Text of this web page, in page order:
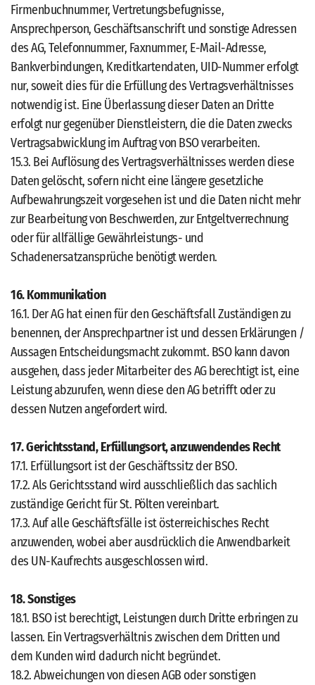
Firmenbuchnummer, Vertretungsbefugnisse,
Ansprechperson, Geschäftsanschrift und sonstige Adressen
des AG, Telefonnummer, Faxnummer, E-Mail-Adresse,
Bankverbindungen, Kreditkartendaten, UID-Nummer erfolgt
nur, soweit dies für die Erfüllung des Vertragsverhältnisses
notwendig ist. Eine Überlassung dieser Daten an Dritte
erfolgt nur gegenüber Dienstleistern, die die Daten zwecks
Vertragsabwicklung im Auftrag von BSO verarbeiten.
15.3. Bei Auflösung des Vertragsverhältnisses werden diese
Daten gelöscht, sofern nicht eine längere gesetzliche
Aufbewahrungszeit vorgesehen ist und die Daten nicht mehr
zur Bearbeitung von Beschwerden, zur Entgeltverrechnung
oder für allfällige Gewährleistungs- und
Schadenersatzansprüche benötigt werden.
16. Kommunikation
16.1. Der AG hat einen für den Geschäftsfall Zuständigen zu
benennen, der Ansprechpartner ist und dessen Erklärungen /
Aussagen Entscheidungsmacht zukommt. BSO kann davon
ausgehen, dass jeder Mitarbeiter des AG berechtigt ist, eine
Leistung abzurufen, wenn diese den AG betrifft oder zu
dessen Nutzen angefordert wird.
17. Gerichtsstand, Erfüllungsort, anzuwendendes Recht
17.1. Erfüllungsort ist der Geschäftssitz der BSO.
17.2. Als Gerichtsstand wird ausschließlich das sachlich
zuständige Gericht für St. Pölten vereinbart.
17.3. Auf alle Geschäftsfälle ist österreichisches Recht
anzuwenden, wobei aber ausdrücklich die Anwendbarkeit
des UN-Kaufrechts ausgeschlossen wird.
18. Sonstiges
18.1. BSO ist berechtigt, Leistungen durch Dritte erbringen zu
lassen. Ein Vertragsverhältnis zwischen dem Dritten und
dem Kunden wird dadurch nicht begründet.
18.2. Abweichungen von diesen AGB oder sonstigen